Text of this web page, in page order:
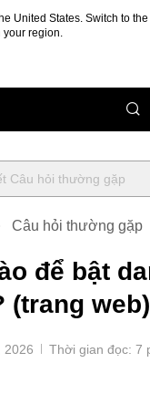
United States. Switch to
your region.
Câu hỏi thường gặp
để bật
(trang web)
2026
Thời gian đọc: 7